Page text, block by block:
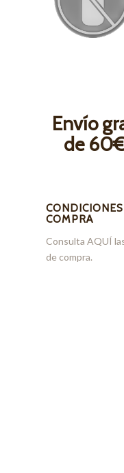
Envío
de
COMPRA
Consulta AQUÍ
de compra.